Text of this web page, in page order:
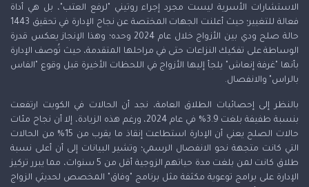
الاستشارات الأسرية ليست مجرد إجراء روتيني "لرفع العتب"، بل هي أداة
فعالة للتغيير؛ حيث أعلنت الجهات المختصة عن نجاح الإدارة في تحقيق 1443
حالة صلح ودي بين الأزواج خلال عام 2024 وحده؛ وهذا الإنجاز يعكس قدرة
الوساطة على تفكيك النزاعات حتى في مراحلها المتقدمة، حيث تُوصف الإدارة
بأنها "غرفة إنعاش" يلجأ إليها الأزواج في اللحظات الأخيرة قبل وقوع "الفاس
بالراس" والانفصال.
بالنظر إلى إحصائيات الطلاق العامة، نجد أن الحالات في الكويت ارتفعت
بنسبة طفيفة بلغت 3.9% في عام 2024، ورغم هذه الزيادة، إلا أن نجاح مئات
حالات الصلح يعني أن الإدارة استطاعت إنقاذ ما يقرب من 15% من الحالات
التي كانت متجهة نحو الانفصال الرسمي؛ وتشير البيانات إلى أن أعلى نسبة
طلاق كانت لمن بلغت مدة حياتهم الزوجية أقل من 5 سنوات، مما يبرر تركيز
الإدارة على برامج توعوية مكثفة مثل برنامج "وفاق" المخصص لحديثي الزواج